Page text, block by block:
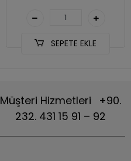
SEPETE EKLE
Müşteri Hizmetleri
+90.
232. 431 15 91 – 92